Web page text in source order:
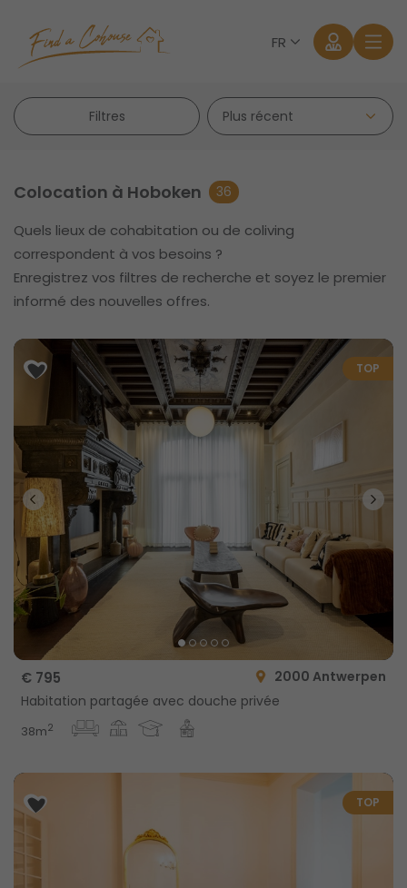
FR
Se connecter
Mot de passe oublié?
Filtres
Colocation à Hoboken 36
Quels lieux de cohabitation ou de coliving
correspondent à vos besoins ?
Enregistrez vos filtres de recherche et soyez le premier
informé des nouvelles offres.
TOP
€ 795
2000 Antwerpen
Habitation partagée avec douche privée
38m2
TOP